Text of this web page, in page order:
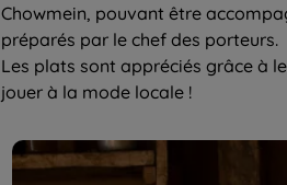
Chowmein, pouvant être
préparés par le chef des porteurs.
Les plats sont appréciés grâce à
jouer à la mode locale !